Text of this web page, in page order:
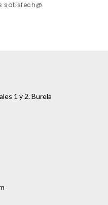
satisfech@.
1 y 2. Burela